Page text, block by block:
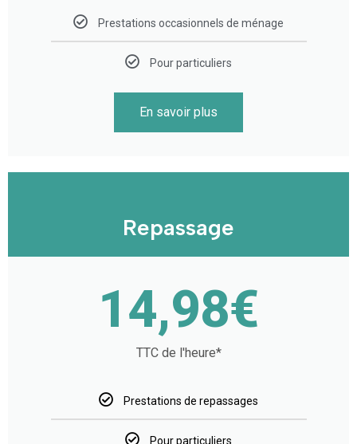
Prestations occasionnels de ménage
Pour particuliers
En savoir plus
Repassage
14,98€
TTC de l'heure*
Prestations de repassages
Pour particuliers